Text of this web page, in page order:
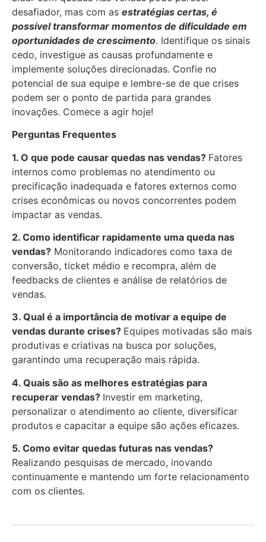
desafiador, mas com as estratégias certas, é
possível transformar momentos de dificuldade em
oportunidades de crescimento. Identifique os sinais
cedo, investigue as causas profundamente e
implemente soluções direcionadas. Confie no
potencial de sua equipe e lembre-se de que crises
podem ser o ponto de partida para grandes
inovações. Comece a agir hoje!
Perguntas Frequentes
1. O que pode causar quedas nas vendas? Fatores
internos como problemas no atendimento ou
precificação inadequada e fatores externos como
crises econômicas ou novos concorrentes podem
impactar as vendas.
2. Como identificar rapidamente uma queda nas
vendas? Monitorando indicadores como taxa de
conversão, ticket médio e recompra, além de
feedbacks de clientes e análise de relatórios de
vendas.
3. Qual é a importância de motivar a equipe de
vendas durante crises? Equipes motivadas são mais
produtivas e criativas na busca por soluções,
garantindo uma recuperação mais rápida.
4. Quais são as melhores estratégias para
recuperar vendas? Investir em marketing,
personalizar o atendimento ao cliente, diversificar
produtos e capacitar a equipe são ações eficazes.
5. Como evitar quedas futuras nas vendas?
Realizando pesquisas de mercado, inovando
continuamente e mantendo um forte relacionamento
com os clientes.